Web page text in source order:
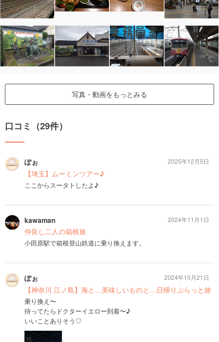
写真・動画をもっとみる
口コミ（29件）
ぽぉ
【埼玉】ムーミンツアー♪
ここからスータトしたよ♪
2025年12月5日
kawaman
仲良し二人の箱根旅
小田原駅で箱根登山鉄道に乗り換えます。
2024年11月1日
ぽぉ
【神奈川 江ノ島】海と…美味しいものと…日帰りぷらっと旅
乗り換え〜
待ってたらドクターイエロー到着〜♪
いいことありそう♡
2024年10月21日